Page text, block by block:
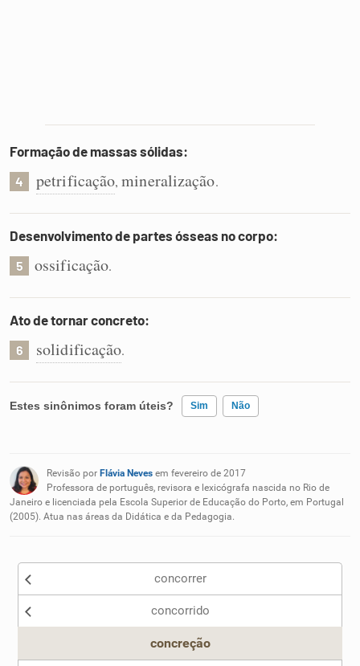
Formação de massas sólidas:
4 petrificação,mineralização.
Desenvolvimento de partes ósseas no corpo:
5 ossificação.
Ato de tornar concreto:
6 solidificação.
Estes sinônimos foram úteis? Sim Não
Nenhum dos sinônimos apresentados me ajudou
Outro
Revisão por Flávia Neves em fevereiro de 2017
Professora de português, revisora e lexicógrafa nascida no Rio de
Janeiro e licenciada pela Escola Superior de Educação do Porto, em Portugal
(2005). Atua nas áreas da Didática e da Pedagogia.
concorrer
concorrido
concreção